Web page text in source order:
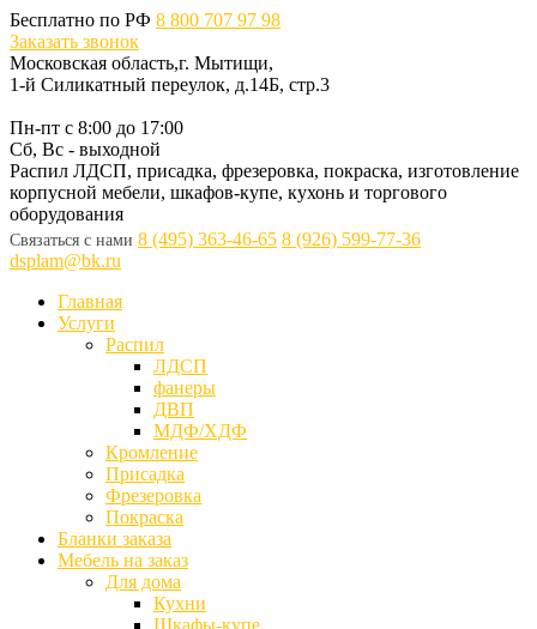
Бесплатно по РФ 8 800 707 97 98
Заказать звонок
Московская область,г. Мытищи,
1-й Силикатный переулок, д.14Б, стр.3
Пн-пт с 8:00 до 17:00
Сб, Вс - выходной
Распил ЛДСП, присадка, фрезеровка, покраска, изготовление
корпусной мебели, шкафов-купе, кухонь и торгового
оборудования
Связаться с нами 8 (495) 363-46-65 8 (926) 599-77-36
dsplam@bk.ru
Главная
Услуги
Распил
ЛДСП
фанеры
ДВП
МДФ/ХДФ
Кромление
Присадка
Фрезеровка
Покраска
Бланки заказа
Мебель на заказ
Для дома
Кухни
Шкафы-купе